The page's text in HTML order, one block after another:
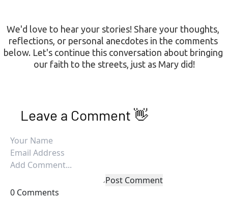
We'd love to hear your stories! Share your thoughts,
reflections, or personal anecdotes in the comments
below. Let's continue this conversation about bringing
our faith to the streets, just as Mary did!
Leave a Comment 👋
Post Comment
0 Comments